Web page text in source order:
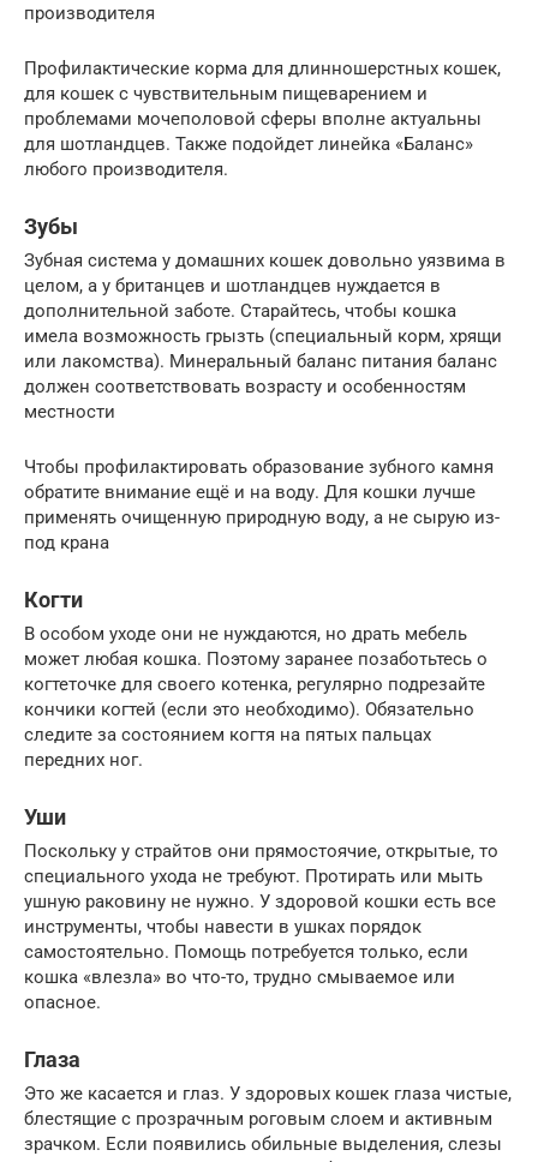
производителя
Профилактические корма для длинношерстных кошек,
для кошек с чувствительным пищеварением и
проблемами мочеполовой сферы вполне актуальны
для шотландцев. Также подойдет линейка «Баланс»
любого производителя.
Зубы
Зубная система у домашних кошек довольно уязвима в
целом, а у британцев и шотландцев нуждается в
дополнительной заботе. Старайтесь, чтобы кошка
имела возможность грызть (специальный корм, хрящи
или лакомства). Минеральный баланс питания баланс
должен соответствовать возрасту и особенностям
местности
Чтобы профилактировать образование зубного камня
обратите внимание ещё и на воду. Для кошки лучше
применять очищенную природную воду, а не сырую из-
под крана
Когти
В особом уходе они не нуждаются, но драть мебель
может любая кошка. Поэтому заранее позаботьтесь о
когтеточке для своего котенка, регулярно подрезайте
кончики когтей (если это необходимо). Обязательно
следите за состоянием когтя на пятых пальцах
передних ног.
Уши
Поскольку у страйтов они прямостоячие, открытые, то
специального ухода не требуют. Протирать или мыть
ушную раковину не нужно. У здоровой кошки есть все
инструменты, чтобы навести в ушках порядок
самостоятельно. Помощь потребуется только, если
кошка «влезла» во что-то, трудно смываемое или
опасное.
Глаза
Это же касается и глаз. У здоровых кошек глаза чистые,
блестящие с прозрачным роговым слоем и активным
зрачком. Если появились обильные выделения, слезы